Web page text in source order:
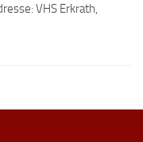
VHS Erkrath,